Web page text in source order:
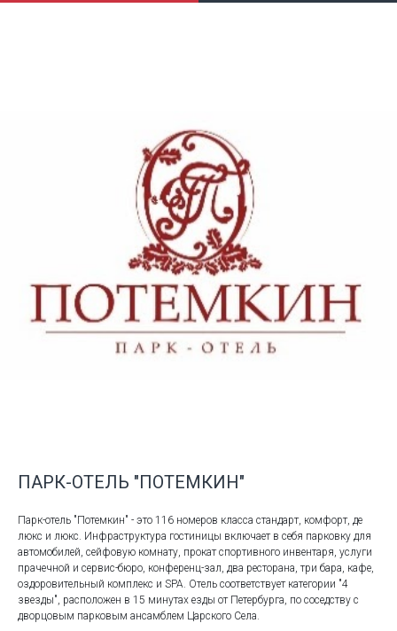
ПАРК-ОТЕЛЬ "ПОТЕМКИН"
Парк-отель "Потемкин" - это 116 номеров класса стандарт, комфорт, де
люкс и люкс. Инфраструктура гостиницы включает в себя парковку для
автомобилей, сейфовую комнату, прокат спортивного инвентаря, услуги
прачечной и сервис-бюро, конференц-зал, два ресторана, три бара, кафе,
оздоровительный комплекс и SPA. Отель соответствует категории "4
звезды", расположен в 15 минутах езды от Петербурга, по соседству с
дворцовым парковым ансамблем Царского Села.